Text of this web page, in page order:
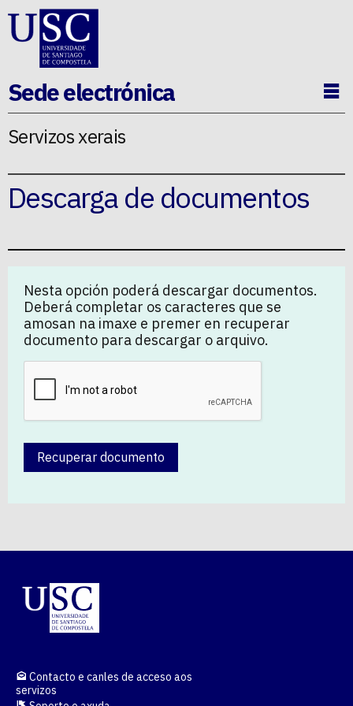
Ir ao contido da p�xina
Sede electrónica
Servizos xerais
Descarga de documentos
Nesta opción poderá descargar documentos.
Deberá completar os caracteres que se
amosan na imaxe e premer en recuperar
documento para descargar o arquivo.
Recuperar documento
Contacto e canles de acceso aos
servizos